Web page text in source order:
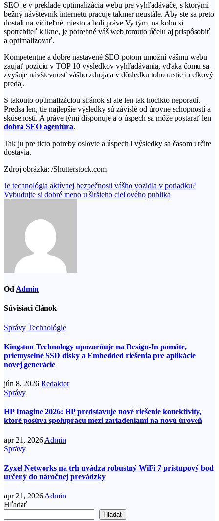
SEO je v preklade optimalizácia webu pre vyhľadávače, s ktorými
bežný návštevník internetu pracuje takmer neustále. Aby ste sa preto
dostali na viditeľné miesto a boli práve Vy tým, na koho si
spotrebiteľ klikne, je potrebné váš web tomuto účelu aj prispôsobiť
a optimalizovať.
Kompetentné a dobre nastavené SEO potom umožní vášmu webu
zaujať pozíciu v TOP 10 výsledkov vyhľadávania, vďaka čomu sa
zvyšuje návštevnosť vášho zdroja a v dôsledku toho rastie i celkový
predaj.
S takouto optimalizáciou stránok si ale len tak hocikto neporadí.
Predsa len, tie najlepšie výsledky sú závislé od úrovne schopností a
skúseností. A práve tými disponuje a o úspech sa môže postarať len
dobrá SEO agentúra.
Tak ju pre tieto potreby oslovte a úspech i výsledky sa časom určite
dostavia.
Zdroj obrázka: /Shutterstock.com
Navigácia
v
Je technológia aktívnej bezpečnosti vášho vozidla v poriadku?
Vybudujte si dobré meno u širšieho cieľového publika
Od Admin
Súvisiaci článok
Správy Technológie
Kingston Technology upozorňuje na Design-In pamäte,
priemyselné SSD disky a Embedded riešenia pre aplikácie
novej generácie
jún 8, 2026 Redaktor
Správy
HP Imagine 2026: HP predstavuje nové riešenie konektivity,
ktoré posúva spoluprácu mezi zariadeniami na novú úroveň
apr 21, 2026 Admin
Správy
Zyxel Networks na trh uvádza robustný WiFi 7 prístupový bod
určený do náročnej prevádzky
apr 21, 2026 Admin
Hľadať
Hľadať